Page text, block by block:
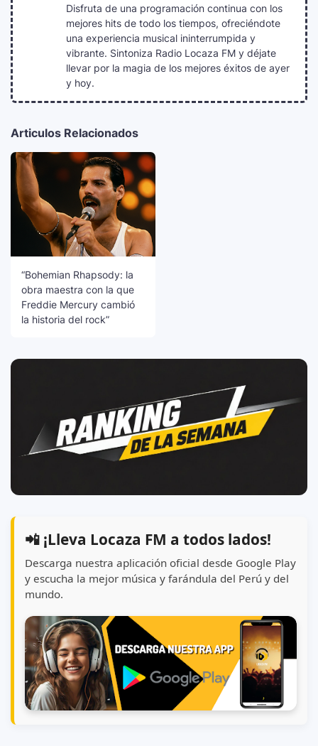
Disfruta de una programación continua con los
mejores hits de todo los tiempos, ofreciéndote
una experiencia musical ininterrumpida y
vibrante. Sintoniza Radio Locaza FM y déjate
llevar por la magia de los mejores éxitos de ayer
y hoy.
Articulos Relacionados
“Bohemian Rhapsody: la
obra maestra con la que
Freddie Mercury cambió
la historia del rock”
📲 ¡Lleva Locaza FM a todos lados!
Descarga nuestra aplicación oficial desde Google Play
y escucha la mejor música y farándula del Perú y del
mundo.